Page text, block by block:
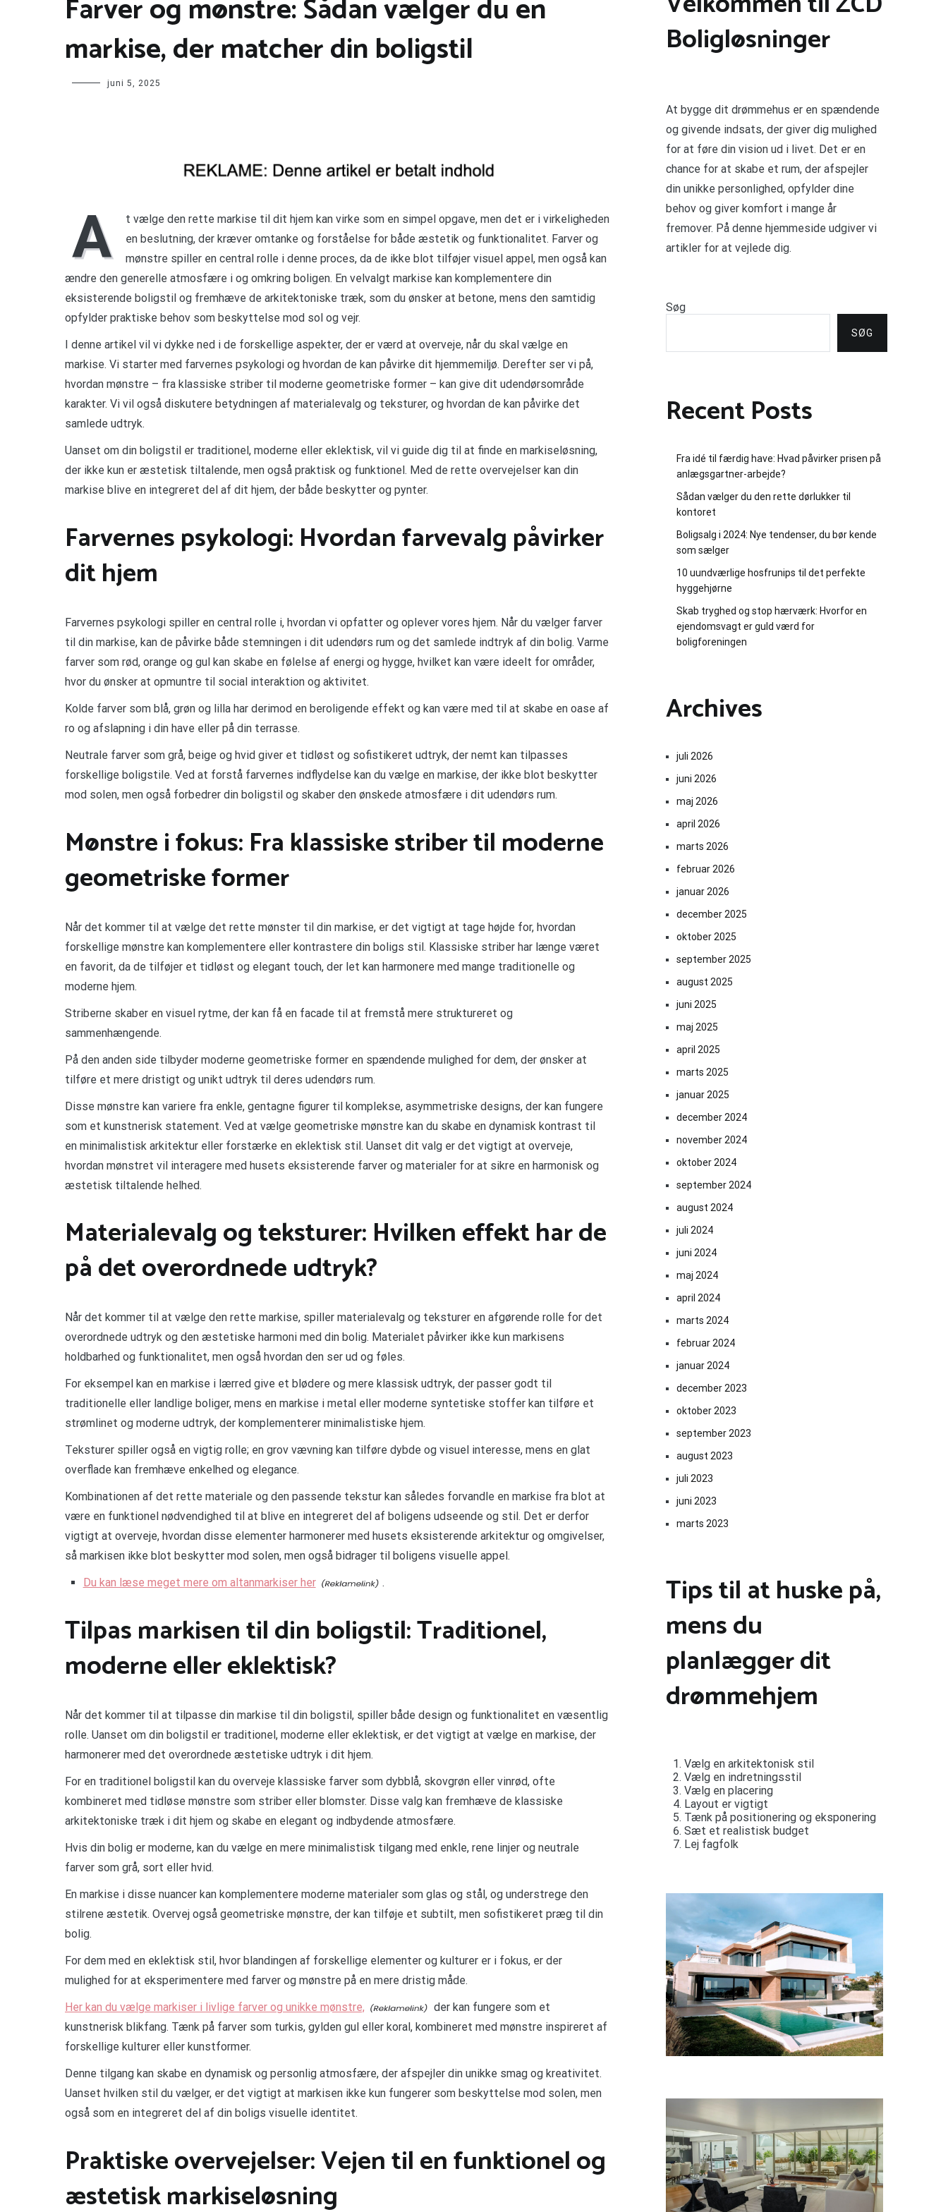
Farver og mønstre: Sådan vælger du en
markise, der matcher din boligstil
juni 5, 2025
A
t vælge den rette markise til dit hjem kan virke som en simpel opgave, men det er i virkeligheden
en beslutning, der kræver omtanke og forståelse for både æstetik og funktionalitet. Farver og
mønstre spiller en central rolle i denne proces, da de ikke blot tilføjer visuel appel, men også kan
ændre den generelle atmosfære i og omkring boligen. En velvalgt markise kan komplementere din
eksisterende boligstil og fremhæve de arkitektoniske træk, som du ønsker at betone, mens den samtidig
opfylder praktiske behov som beskyttelse mod sol og vejr.
I denne artikel vil vi dykke ned i de forskellige aspekter, der er værd at overveje, når du skal vælge en
markise. Vi starter med farvernes psykologi og hvordan de kan påvirke dit hjemmemiljø. Derefter ser vi på,
hvordan mønstre – fra klassiske striber til moderne geometriske former – kan give dit udendørsområde
karakter. Vi vil også diskutere betydningen af materialevalg og teksturer, og hvordan de kan påvirke det
samlede udtryk.
Uanset om din boligstil er traditionel, moderne eller eklektisk, vil vi guide dig til at finde en markiseløsning,
der ikke kun er æstetisk tiltalende, men også praktisk og funktionel. Med de rette overvejelser kan din
markise blive en integreret del af dit hjem, der både beskytter og pynter.
Farvernes psykologi: Hvordan farvevalg påvirker
dit hjem
Farvernes psykologi spiller en central rolle i, hvordan vi opfatter og oplever vores hjem. Når du vælger farver
til din markise, kan de påvirke både stemningen i dit udendørs rum og det samlede indtryk af din bolig. Varme
farver som rød, orange og gul kan skabe en følelse af energi og hygge, hvilket kan være ideelt for områder,
hvor du ønsker at opmuntre til social interaktion og aktivitet.
Kolde farver som blå, grøn og lilla har derimod en beroligende effekt og kan være med til at skabe en oase af
ro og afslapning i din have eller på din terrasse.
Neutrale farver som grå, beige og hvid giver et tidløst og sofistikeret udtryk, der nemt kan tilpasses
forskellige boligstile. Ved at forstå farvernes indflydelse kan du vælge en markise, der ikke blot beskytter
mod solen, men også forbedrer din boligstil og skaber den ønskede atmosfære i dit udendørs rum.
Mønstre i fokus: Fra klassiske striber til moderne
geometriske former
Når det kommer til at vælge det rette mønster til din markise, er det vigtigt at tage højde for, hvordan
forskellige mønstre kan komplementere eller kontrastere din boligs stil. Klassiske striber har længe været
en favorit, da de tilføjer et tidløst og elegant touch, der let kan harmonere med mange traditionelle og
moderne hjem.
Striberne skaber en visuel rytme, der kan få en facade til at fremstå mere struktureret og
sammenhængende.
På den anden side tilbyder moderne geometriske former en spændende mulighed for dem, der ønsker at
tilføre et mere dristigt og unikt udtryk til deres udendørs rum.
Disse mønstre kan variere fra enkle, gentagne figurer til komplekse, asymmetriske designs, der kan fungere
som et kunstnerisk statement. Ved at vælge geometriske mønstre kan du skabe en dynamisk kontrast til
en minimalistisk arkitektur eller forstærke en eklektisk stil. Uanset dit valg er det vigtigt at overveje,
hvordan mønstret vil interagere med husets eksisterende farver og materialer for at sikre en harmonisk og
æstetisk tiltalende helhed.
Materialevalg og teksturer: Hvilken effekt har de
på det overordnede udtryk?
Når det kommer til at vælge den rette markise, spiller materialevalg og teksturer en afgørende rolle for det
overordnede udtryk og den æstetiske harmoni med din bolig. Materialet påvirker ikke kun markisens
holdbarhed og funktionalitet, men også hvordan den ser ud og føles.
For eksempel kan en markise i lærred give et blødere og mere klassisk udtryk, der passer godt til
traditionelle eller landlige boliger, mens en markise i metal eller moderne syntetiske stoffer kan tilføre et
strømlinet og moderne udtryk, der komplementerer minimalistiske hjem.
Teksturer spiller også en vigtig rolle; en grov vævning kan tilføre dybde og visuel interesse, mens en glat
overflade kan fremhæve enkelhed og elegance.
Kombinationen af det rette materiale og den passende tekstur kan således forvandle en markise fra blot at
være en funktionel nødvendighed til at blive en integreret del af boligens udseende og stil. Det er derfor
vigtigt at overveje, hvordan disse elementer harmonerer med husets eksisterende arkitektur og omgivelser,
så markisen ikke blot beskytter mod solen, men også bidrager til boligens visuelle appel.
Du kan læse meget mere om altanmarkiser her
.
Tilpas markisen til din boligstil: Traditionel,
moderne eller eklektisk?
Når det kommer til at tilpasse din markise til din boligstil, spiller både design og funktionalitet en væsentlig
rolle. Uanset om din boligstil er traditionel, moderne eller eklektisk, er det vigtigt at vælge en markise, der
harmonerer med det overordnede æstetiske udtryk i dit hjem.
For en traditionel boligstil kan du overveje klassiske farver som dybblå, skovgrøn eller vinrød, ofte
kombineret med tidløse mønstre som striber eller blomster. Disse valg kan fremhæve de klassiske
arkitektoniske træk i dit hjem og skabe en elegant og indbydende atmosfære.
Hvis din bolig er moderne, kan du vælge en mere minimalistisk tilgang med enkle, rene linjer og neutrale
farver som grå, sort eller hvid.
En markise i disse nuancer kan komplementere moderne materialer som glas og stål, og understrege den
stilrene æstetik. Overvej også geometriske mønstre, der kan tilføje et subtilt, men sofistikeret præg til din
bolig.
For dem med en eklektisk stil, hvor blandingen af forskellige elementer og kulturer er i fokus, er der
mulighed for at eksperimentere med farver og mønstre på en mere dristig måde.
Her kan du vælge markiser i livlige farver og unikke mønstre,
der kan fungere som et
kunstnerisk blikfang. Tænk på farver som turkis, gylden gul eller koral, kombineret med mønstre inspireret af
forskellige kulturer eller kunstformer.
Denne tilgang kan skabe en dynamisk og personlig atmosfære, der afspejler din unikke smag og kreativitet.
Uanset hvilken stil du vælger, er det vigtigt at markisen ikke kun fungerer som beskyttelse mod solen, men
også som en integreret del af din boligs visuelle identitet.
Praktiske overvejelser: Vejen til en funktionel og
æstetisk markiseløsning
Boligløsninger
At bygge dit drømmehus er en spændende
og givende indsats, der giver dig mulighed
for at føre din vision ud i livet. Det er en
chance for at skabe et rum, der afspejler
din unikke personlighed, opfylder dine
behov og giver komfort i mange år
fremover. På denne hjemmeside udgiver vi
artikler for at vejlede dig.
Søg
SØG
Recent Posts
Fra idé til færdig have: Hvad påvirker prisen på
anlægsgartner-arbejde?
Sådan vælger du den rette dørlukker til
kontoret
Boligsalg i 2024: Nye tendenser, du bør kende
som sælger
10 uundværlige hosfrunips til det perfekte
hyggehjørne
Skab tryghed og stop hærværk: Hvorfor en
ejendomsvagt er guld værd for
boligforeningen
Archives
juli 2026
juni 2026
maj 2026
april 2026
marts 2026
februar 2026
januar 2026
december 2025
oktober 2025
september 2025
august 2025
juni 2025
maj 2025
april 2025
marts 2025
januar 2025
december 2024
november 2024
oktober 2024
september 2024
august 2024
juli 2024
juni 2024
maj 2024
april 2024
marts 2024
februar 2024
januar 2024
december 2023
oktober 2023
september 2023
august 2023
juli 2023
juni 2023
marts 2023
Tips til at huske på,
mens du
planlægger dit
drømmehjem
Vælg en arkitektonisk stil
Vælg en indretningsstil
Vælg en placering
Layout er vigtigt
Tænk på positionering og eksponering
Sæt et realistisk budget
Lej fagfolk